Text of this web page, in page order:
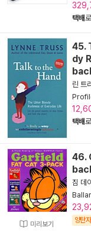
택배
45.
dy
린 트
택배
미리보기
46.
짐 데
양탄